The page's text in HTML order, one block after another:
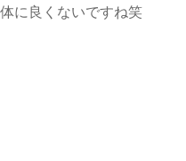
に良くないですね笑